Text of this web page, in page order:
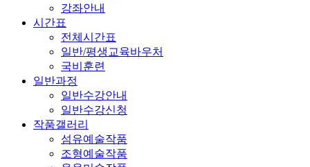
강좌안내
시간표
전체시간표
일반/평생교육바우처
국비훈련
일반과정
일반수강안내
일반수강신청
작품갤러리
섬유예술작품
조형예술작품